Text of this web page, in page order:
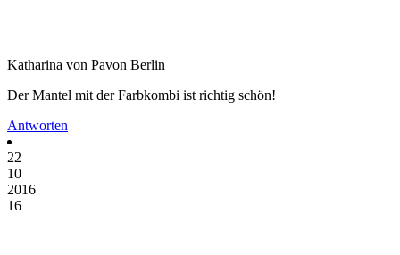
Katharina von Pavon Berlin
Der Mantel mit der Farbkombi ist richtig schön!
Antworten
22
10
2016
16